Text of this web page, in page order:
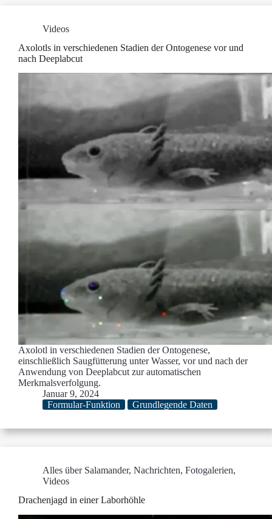
Videos
Axolotls in verschiedenen Stadien der Ontogenese vor und
nach Deeplabcut
Axolotl in verschiedenen Stadien der Ontogenese,
einschließlich Saugfütterung unter Wasser, vor und nach der
Anwendung von Deeplabcut zur automatischen
Merkmalsverfolgung.
Januar 9, 2024
Formular-Funktion
Grundlegende Daten
Alles über Salamander, Nachrichten, Fotogalerien,
Videos
Drachenjagd in einer Laborhöhle